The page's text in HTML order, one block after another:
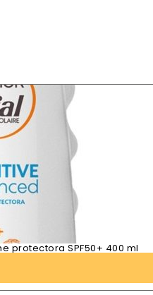
protectora SPF50+ 400 ml